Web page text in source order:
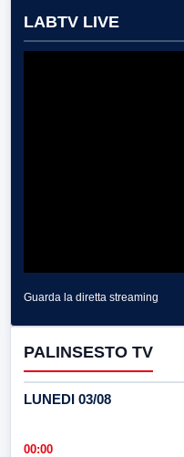
LABTV LIVE
Guarda la diretta streaming
PALINSESTO TV
LUNEDI 03/08
00:00